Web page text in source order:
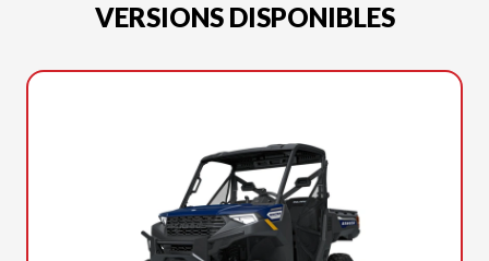
VERSIONS DISPONIBLES